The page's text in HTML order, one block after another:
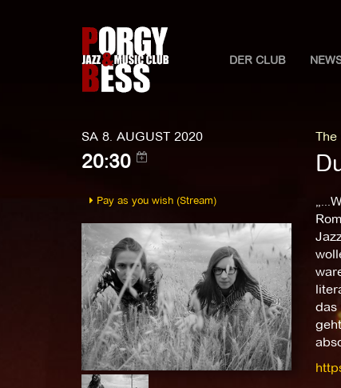
DER CLUB
SA 8. AUGUST 2020
20:30
Pay as you wish (Stream)
das